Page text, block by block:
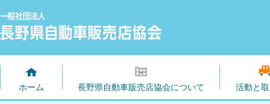
ホーム 長野県自動車販売店協会について 活動と